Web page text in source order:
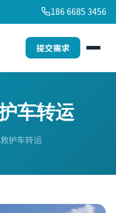
186 6685 3456
提交需求
车转运
护车转运